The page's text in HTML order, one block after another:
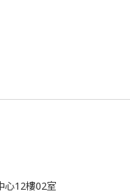
心12樓02室